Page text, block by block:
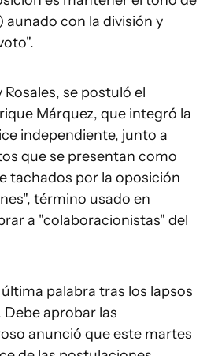
aunado con la división y
se postuló el
Márquez, que integró la
independiente, junto a
que se presentan como
tachados por la oposición
término usado en
a "colaboracionistas" del
palabra tras los lapsos
aprobar las
anunció que este martes